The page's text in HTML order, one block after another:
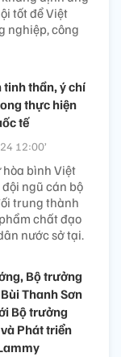
tốt để Việt
nghiệp, công
tinh thần, ý chí
thực hiện
tế
12:00’
hòa bình Việt
ngũ cán bộ
trung thành
chất đạo
nước sở tại.
Bộ trưởng
Thanh Sơn
Bộ trưởng
Phát triển